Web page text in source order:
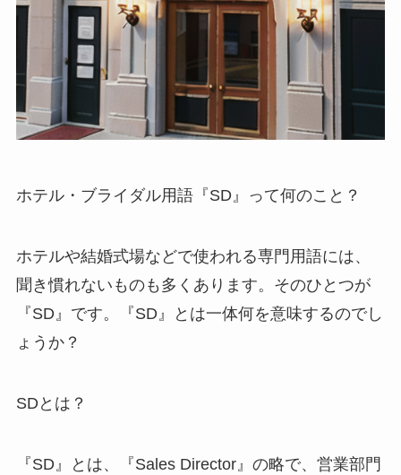
ホテル・ブライダル用語『SD』って何のこと？
ホテルや結婚式場などで使われる専門用語には、
聞き慣れないものも多くあります。そのひとつが
『SD』です。『SD』とは一体何を意味するのでし
ょうか？
SDとは？
『SD』とは、『Sales Director』の略で、営業部門